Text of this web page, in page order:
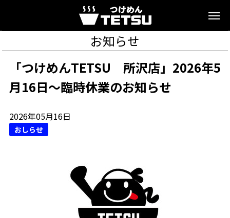
お知らせ
「つけめんTETSU 所沢店」2026年5
月16日～臨時休業のお知らせ
2026年05月16日
おしらせ